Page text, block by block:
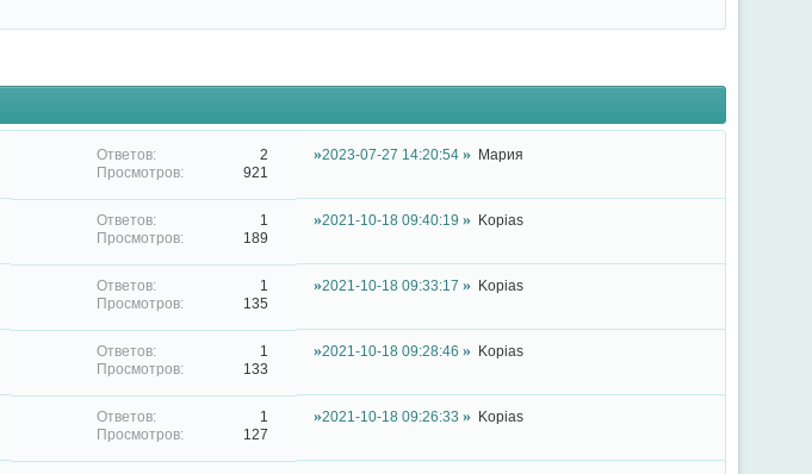
2
921
2023-07-27 14:20:54 Мария
1
189
2021-10-18 09:40:19 Kopias
1
135
2021-10-18 09:33:17 Kopias
1
133
2021-10-18 09:28:46 Kopias
1
127
2021-10-18 09:26:33 Kopias